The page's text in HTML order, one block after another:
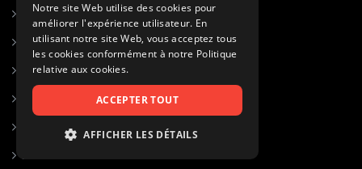
Questions fréquentes
Poster une annonce
Actualités
Voir le hall of fame
Notre site Web utilise des cookies pour
améliorer l'expérience utilisateur. En
utilisant notre site Web, vous acceptez tous
les cookies conformément à notre Politique
relative aux cookies.
ACCEPTER TOUT
AFFICHER LES DÉTAILS